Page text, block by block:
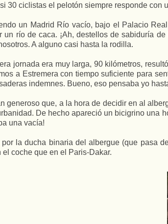
30 ciclistas el pelotón siempre responde
un Madrid Río vacío, bajo el Palacio
un río de caca. ¡Ah, destellos de sabiduría
A alguno casi hasta la rodilla.
jornada era muy larga, 90 kilómetros,
a Estremera con tiempo suficiente para
indemnes. Bueno, eso pensaba yo
generoso que, a la hora de decidir en al
De hecho apareció un bicigrino una
una vacía!
la ducha binaria del albergue (que pasa
el coche que en el Paris-Dakar.